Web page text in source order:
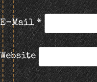
E-Mail*
Website